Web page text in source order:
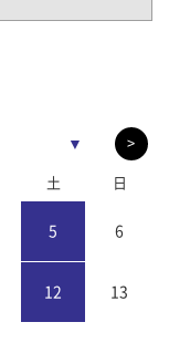
▼ >
土 日
5 6
12 13